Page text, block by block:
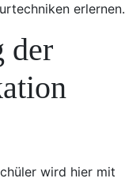
erlernen.
der
wird hier mit